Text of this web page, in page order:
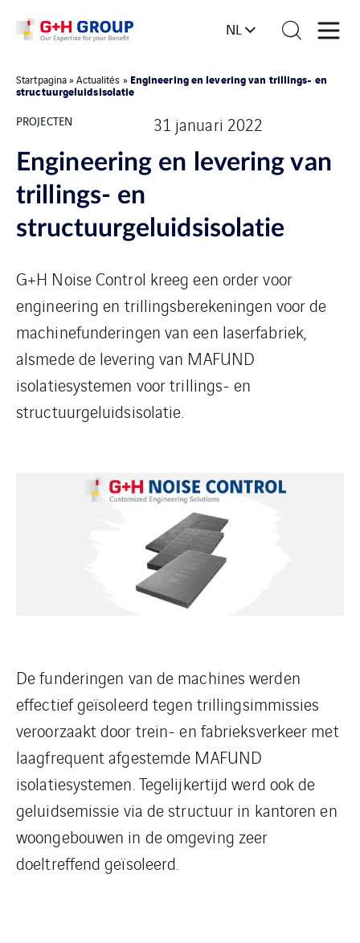
NL
Startpagina»Actualités » Engineering en levering van trillings- en
structuurgeluidsisolatie
PROJECTEN
31 januari 2022
Engineering en levering van
trillings- en
structuurgeluidsisolatie
G+H Noise Control kreeg een order voor
engineering en trillingsberekeningen voor de
machinefunderingen van een laserfabriek,
alsmede de levering van MAFUND
isolatiesystemen voor trillings- en
structuurgeluidsisolatie.
De funderingen van de machines werden
effectief geïsoleerd tegen trillingsimmissies
veroorzaakt door trein- en fabrieksverkeer met
laagfrequent afgestemde MAFUND
isolatiesystemen. Tegelijkertijd werd ook de
geluidsemissie via de structuur in kantoren en
woongebouwen in de omgeving zeer
doeltreffend geïsoleerd.